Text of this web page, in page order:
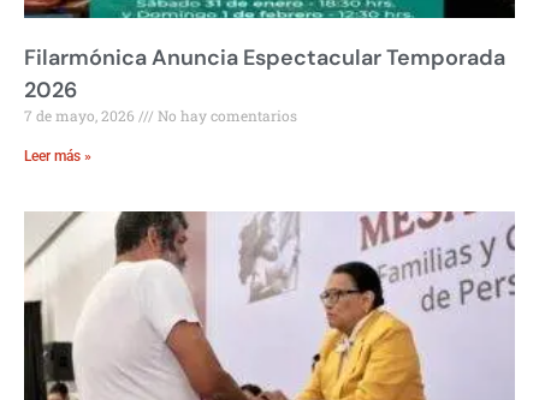
Filarmónica Anuncia Espectacular Temporada
2026
7 de mayo, 2026 No hay comentarios
Leer más »